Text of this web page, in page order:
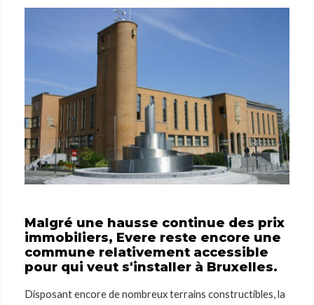
Malgré une hausse continue des prix
immobiliers, Evere reste encore une
commune relativement accessible
pour qui veut s'installer à Bruxelles.
Disposant encore de nombreux terrains constructibles, la